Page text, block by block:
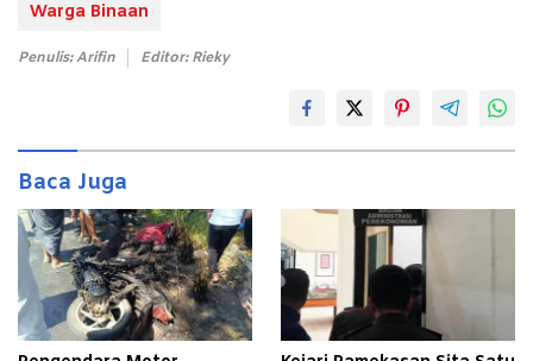
Warga Binaan
Penulis: Arifin Editor: Rieky
Baca Juga